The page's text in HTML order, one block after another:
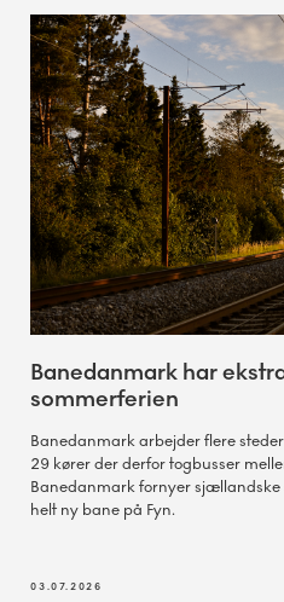
Banedanmark har
sommerferien
Banedanmark arbejder flere
29 kører der derfor togbusser
Banedanmark fornyer
helt ny bane på Fyn.
03.07.2026